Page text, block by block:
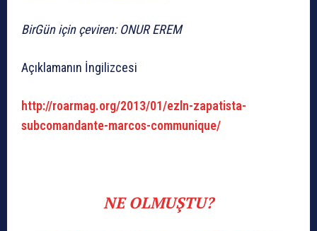
BirGün için çeviren: ONUR EREM
Açıklamanın İngilizcesi
http://roarmag.org/2013/01/ezln-zapatista-
subcomandante-marcos-communique/
NE OLMUŞTU?